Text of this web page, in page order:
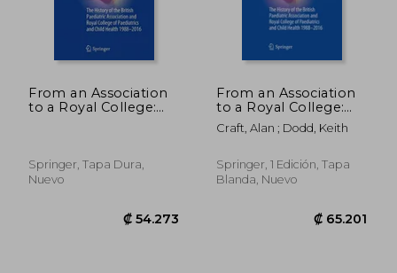
From an Association
to a Royal College:
College of Paediatrics
and Child Health
Springer, Tapa Dura,
Nuevo
From an Association
to a Royal College:
The History of the
British Paediatric
College of Paediatrics
and Child Health
Craft, Alan ; Dodd, Keith
Springer, 1 Edición, Tapa
Blanda, Nuevo